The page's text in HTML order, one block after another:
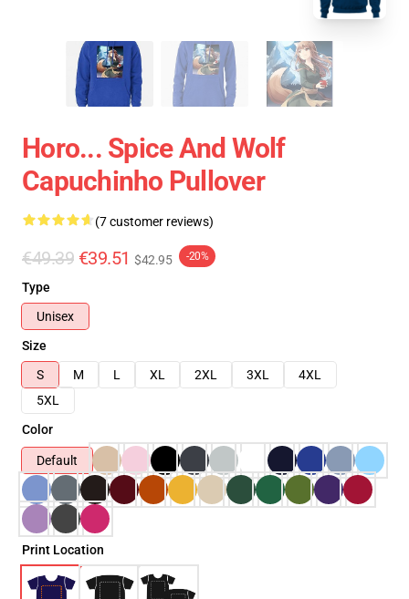
Horo... Spice And Wolf
Capuchinho Pullover
(7 customer reviews)
€49.39 €39.51 $42.95 -20%
Type
Unisex
Size
S
M L XL 2XL 3XL
4XL
5XL
Color
Default
Print Location